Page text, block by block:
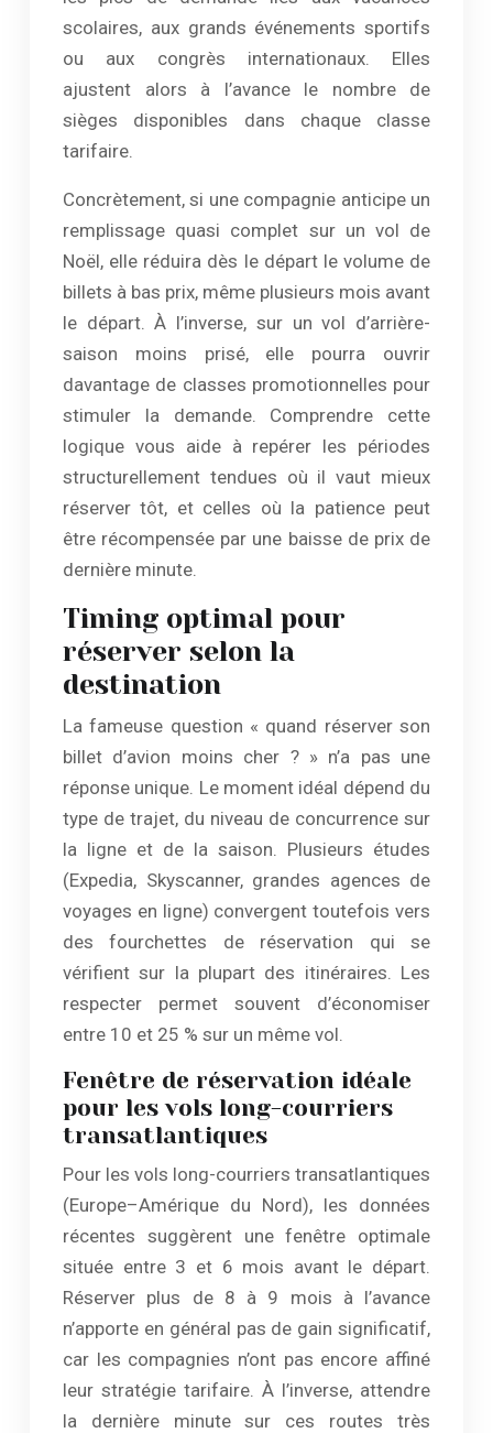
scolaires, aux grands événements sportifs
ou aux congrès internationaux. Elles
ajustent alors à l’avance le nombre de
sièges disponibles dans chaque classe
tarifaire.
Concrètement, si une compagnie anticipe un
remplissage quasi complet sur un vol de
Noël, elle réduira dès le départ le volume de
billets à bas prix, même plusieurs mois avant
le départ. À l’inverse, sur un vol d’arrière-
saison moins prisé, elle pourra ouvrir
davantage de classes promotionnelles pour
stimuler la demande. Comprendre cette
logique vous aide à repérer les périodes
structurellement tendues où il vaut mieux
réserver tôt, et celles où la patience peut
être récompensée par une baisse de prix de
dernière minute.
Timing optimal pour
réserver selon la
destination
La fameuse question « quand réserver son
billet d’avion moins cher ? » n’a pas une
réponse unique. Le moment idéal dépend du
type de trajet, du niveau de concurrence sur
la ligne et de la saison. Plusieurs études
(Expedia, Skyscanner, grandes agences de
voyages en ligne) convergent toutefois vers
des fourchettes de réservation qui se
vérifient sur la plupart des itinéraires. Les
respecter permet souvent d’économiser
entre 10 et 25 % sur un même vol.
Fenêtre de réservation idéale
pour les vols long-courriers
transatlantiques
Pour les vols long-courriers transatlantiques
(Europe–Amérique du Nord), les données
récentes suggèrent une fenêtre optimale
située entre 3 et 6 mois avant le départ.
Réserver plus de 8 à 9 mois à l’avance
n’apporte en général pas de gain significatif,
car les compagnies n’ont pas encore affiné
leur stratégie tarifaire. À l’inverse, attendre
la dernière minute sur ces routes très